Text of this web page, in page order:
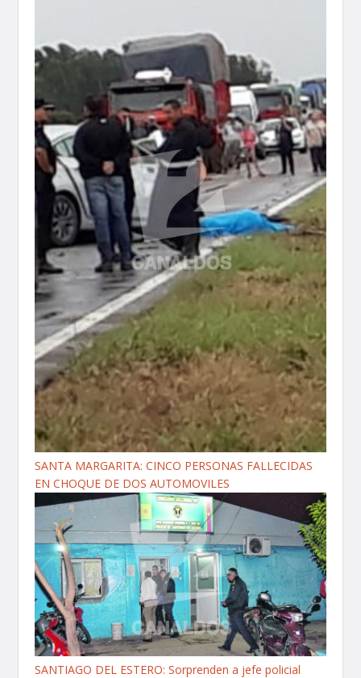
SANTA MARGARITA: CINCO PERSONAS FALLECIDAS
EN CHOQUE DE DOS AUTOMOVILES
SANTIAGO DEL ESTERO: Sorprenden a jefe policial